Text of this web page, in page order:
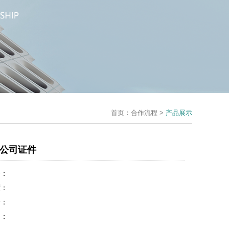
首页： 合作流程 > 产品展示
司证件